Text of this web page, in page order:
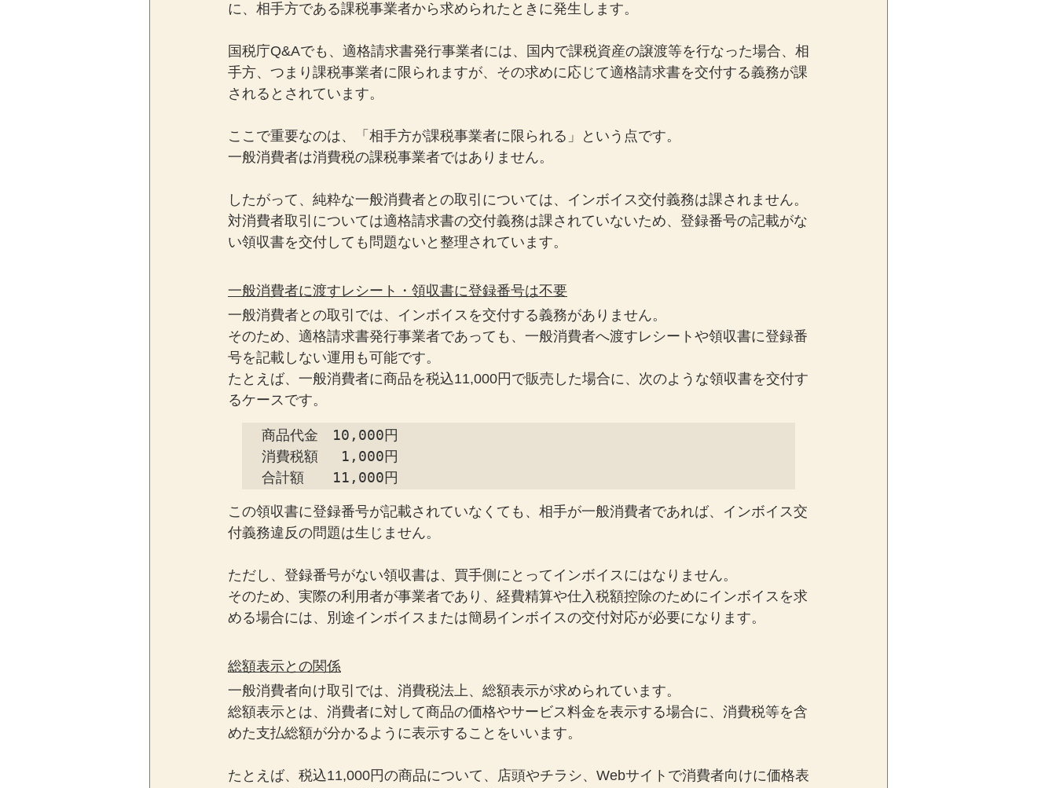
に、相手方である課税事業者から求められたときに発生します。
国税庁Q&Aでも、適格請求書発行事業者には、国内で課税資産の譲渡等を行なった場合、相
手方、つまり課税事業者に限られますが、その求めに応じて適格請求書を交付する義務が課
されるとされています。
ここで重要なのは、「相手方が課税事業者に限られる」という点です。
一般消費者は消費税の課税事業者ではありません。
したがって、純粋な一般消費者との取引については、インボイス交付義務は課されません。
対消費者取引については適格請求書の交付義務は課されていないため、登録番号の記載がな
い領収書を交付しても問題ないと整理されています。
一般消費者に渡すレシート・領収書に登録番号は不要
一般消費者との取引では、インボイスを交付する義務がありません。
そのため、適格請求書発行事業者であっても、一般消費者へ渡すレシートや領収書に登録番
号を記載しない運用も可能です。
たとえば、一般消費者に商品を税込11,000円で販売した場合に、次のような領収書を交付す
るケースです。
商品代金　10,000円
消費税額　 1,000円
合計額　　11,000円
この領収書に登録番号が記載されていなくても、相手が一般消費者であれば、インボイス交
付義務違反の問題は生じません。
ただし、登録番号がない領収書は、買手側にとってインボイスにはなりません。
そのため、実際の利用者が事業者であり、経費精算や仕入税額控除のためにインボイスを求
める場合には、別途インボイスまたは簡易インボイスの交付対応が必要になります。
総額表示との関係
一般消費者向け取引では、消費税法上、総額表示が求められています。
総額表示とは、消費者に対して商品の価格やサービス料金を表示する場合に、消費税等を含
めた支払総額が分かるように表示することをいいます。
たとえば、税込11,000円の商品について、店頭やチラシ、Webサイトで消費者向けに価格表